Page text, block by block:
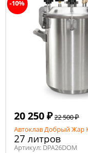
20 250 ₽22 500 ₽
Автоклав Добрый Жар
27 литров
Артикул: DPA26DOM
-10%